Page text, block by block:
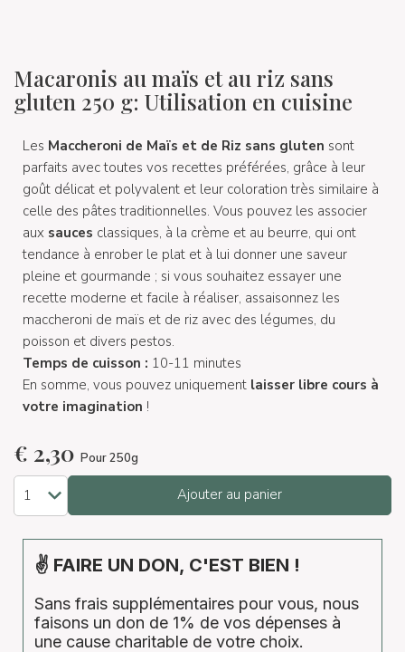
Macaronis au maïs et au riz sans
gluten 250 g: Utilisation en cuisine
Les Maccheroni de Maïs et de Riz sans gluten sont
parfaits avec toutes vos recettes préférées, grâce à leur
goût délicat et polyvalent et leur coloration très similaire à
celle des pâtes traditionnelles. Vous pouvez les associer
aux sauces classiques, à la crème et au beurre, qui ont
tendance à enrober le plat et à lui donner une saveur
pleine et gourmande ; si vous souhaitez essayer une
recette moderne et facile à réaliser, assaisonnez les
maccheroni de maïs et de riz avec des légumes, du
poisson et divers pestos.
Temps de cuisson : 10-11 minutes
En somme, vous pouvez uniquement laisser libre cours à
votre imagination !
€ 2,30 Pour 250g
Ajouter au panier
✌ FAIRE UN DON, C'EST BIEN !
Sans frais supplémentaires pour vous, nous
faisons un don de 1% de vos dépenses à
une cause charitable de votre choix.